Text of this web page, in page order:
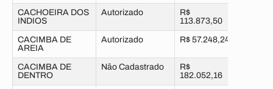
CACHOEIRA DOS
INDIOS
Autorizado
R$
113.873,50
CACIMBA DE
AREIA
Autorizado R$ 57.248,24
CACIMBA DE
DENTRO
Não Cadastrado
R$
182.052,16